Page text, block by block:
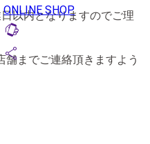
ONLINE SHOP
lift_to_talk
share
以内となりますのでご理
までご連絡頂きますよう